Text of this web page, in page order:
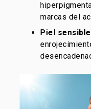
marcas del
Piel